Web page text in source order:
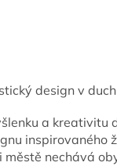
design v
a kreativitu
inspirovaného
městě nechává